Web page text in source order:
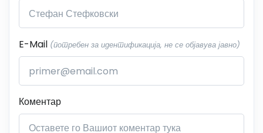
E-Mail (потребен за идентификација, не се објавува јавно)
Коментар